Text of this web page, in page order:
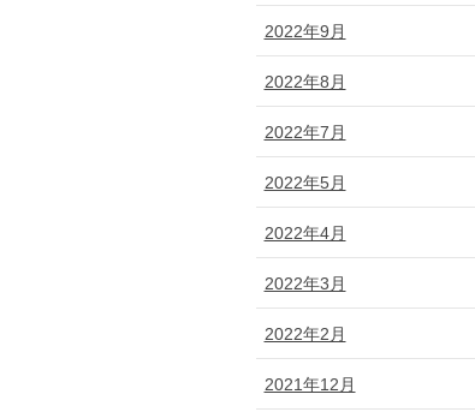
2022年9月
2022年8月
2022年7月
2022年5月
2022年4月
2022年3月
2022年2月
2021年12月